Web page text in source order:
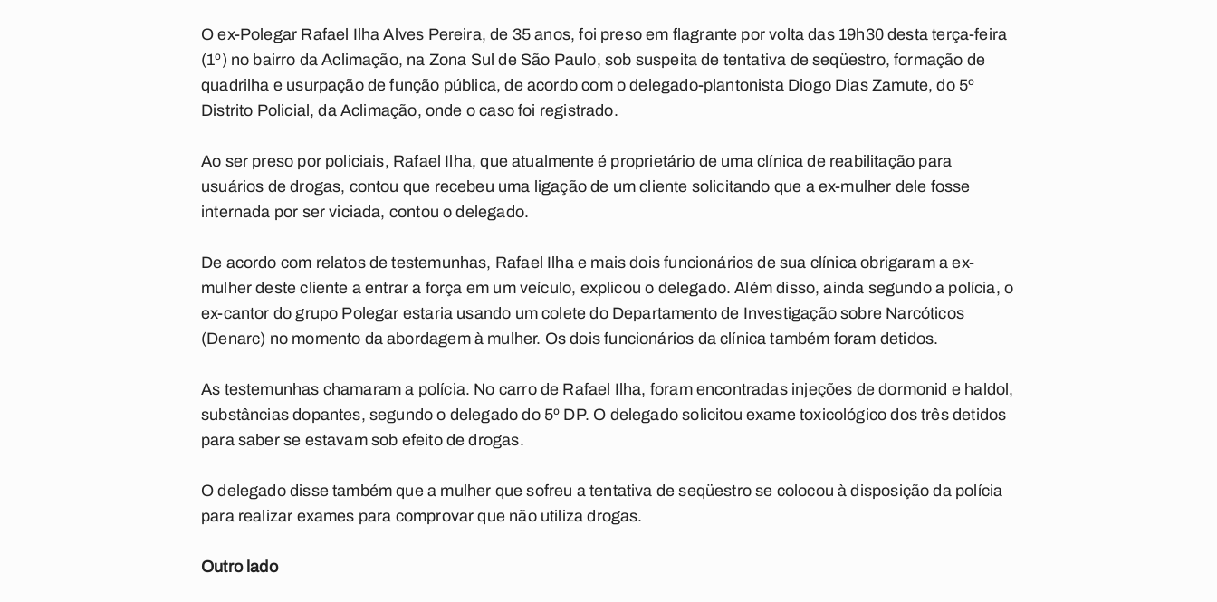
O ex-Polegar Rafael Ilha Alves Pereira, de 35 anos, foi preso em flagrante por volta das 19h30 desta terça-feira
(1º) no bairro da Aclimação, na Zona Sul de São Paulo, sob suspeita de tentativa de seqüestro, formação de
quadrilha e usurpação de função pública, de acordo com o delegado-plantonista Diogo Dias Zamute, do 5º
Distrito Policial, da Aclimação, onde o caso foi registrado.
Ao ser preso por policiais, Rafael Ilha, que atualmente é proprietário de uma clínica de reabilitação para
usuários de drogas, contou que recebeu uma ligação de um cliente solicitando que a ex-mulher dele fosse
internada por ser viciada, contou o delegado.
De acordo com relatos de testemunhas, Rafael Ilha e mais dois funcionários de sua clínica obrigaram a ex-
mulher deste cliente a entrar a força em um veículo, explicou o delegado. Além disso, ainda segundo a polícia, o
ex-cantor do grupo Polegar estaria usando um colete do Departamento de Investigação sobre Narcóticos
(Denarc) no momento da abordagem à mulher. Os dois funcionários da clínica também foram detidos.
As testemunhas chamaram a polícia. No carro de Rafael Ilha, foram encontradas injeções de dormonid e haldol,
substâncias dopantes, segundo o delegado do 5º DP. O delegado solicitou exame toxicológico dos três detidos
para saber se estavam sob efeito de drogas.
O delegado disse também que a mulher que sofreu a tentativa de seqüestro se colocou à disposição da polícia
para realizar exames para comprovar que não utiliza drogas.
Outro lado